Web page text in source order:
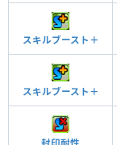
スキルブースト＋
スキルブースト＋